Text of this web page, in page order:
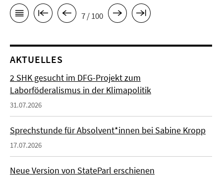
7 / 100
AKTUELLES
2 SHK gesucht im DFG-Projekt zum
Laborföderalismus in der Klimapolitik
31.07.2026
Sprechstunde für Absolvent*innen bei Sabine Kropp
17.07.2026
Neue Version von StateParl erschienen